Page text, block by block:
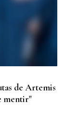
de Artemis
mentir"